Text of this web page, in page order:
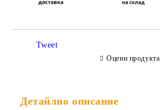
Tweet
Оцени продукта
Детайлно описание